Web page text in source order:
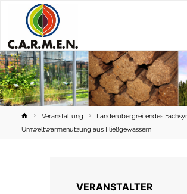
HomeVeranstaltung
Länderübergreifendes
Umweltwärmenutzung aus Fließgewässern
VERANSTALTER